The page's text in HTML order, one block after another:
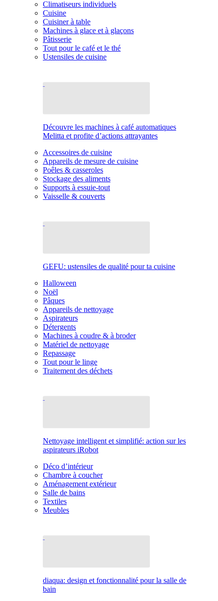
Climatiseurs individuels
Cuisine
Cuisiner à table
Machines à glace et à glaçons
Pâtisserie
Tout pour le café et le thé
Ustensiles de cuisine
Découvre les machines à café automatiques
Melitta et profite d’actions attrayantes
Accessoires de cuisine
Appareils de mesure de cuisine
Poêles & casseroles
Stockage des aliments
Supports à essuie-tout
Vaisselle & couverts
GEFU: ustensiles de qualité pour ta cuisine
Halloween
Noël
Pâques
Appareils de nettoyage
Aspirateurs
Détergents
Machines à coudre & à broder
Matériel de nettoyage
Repassage
Tout pour le linge
Traitement des déchets
Nettoyage intelligent et simplifié: action sur les
aspirateurs iRobot
Déco d’intérieur
Chambre à coucher
Aménagement extérieur
Salle de bains
Textiles
Meubles
diaqua: design et fonctionnalité pour la salle de
bain